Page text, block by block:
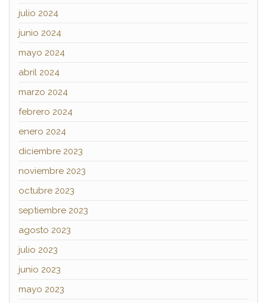
julio 2024
junio 2024
mayo 2024
abril 2024
marzo 2024
febrero 2024
enero 2024
diciembre 2023
noviembre 2023
octubre 2023
septiembre 2023
agosto 2023
julio 2023
junio 2023
mayo 2023